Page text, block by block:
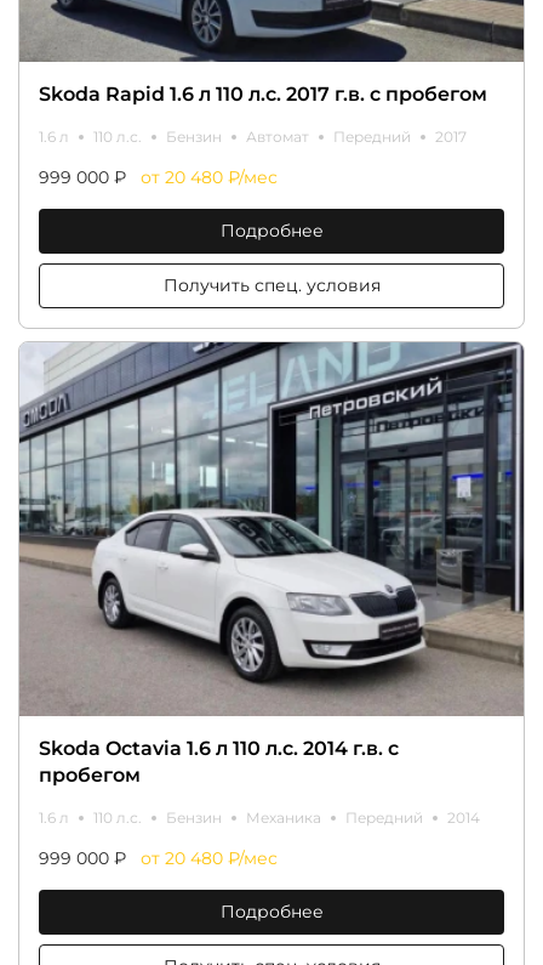
Skoda Rapid 1.6 л 110 л.с. 2017 г.в. с пробегом
1.6 л 110 л.с. Бензин Автомат Передний 2017
999 000 ₽ от 20 480 ₽/мес
Подробнее
Получить спец. условия
Skoda Octavia 1.6 л 110 л.с. 2014 г.в. с
пробегом
1.6 л 110 л.с. Бензин Механика Передний 2014
999 000 ₽ от 20 480 ₽/мес
Подробнее